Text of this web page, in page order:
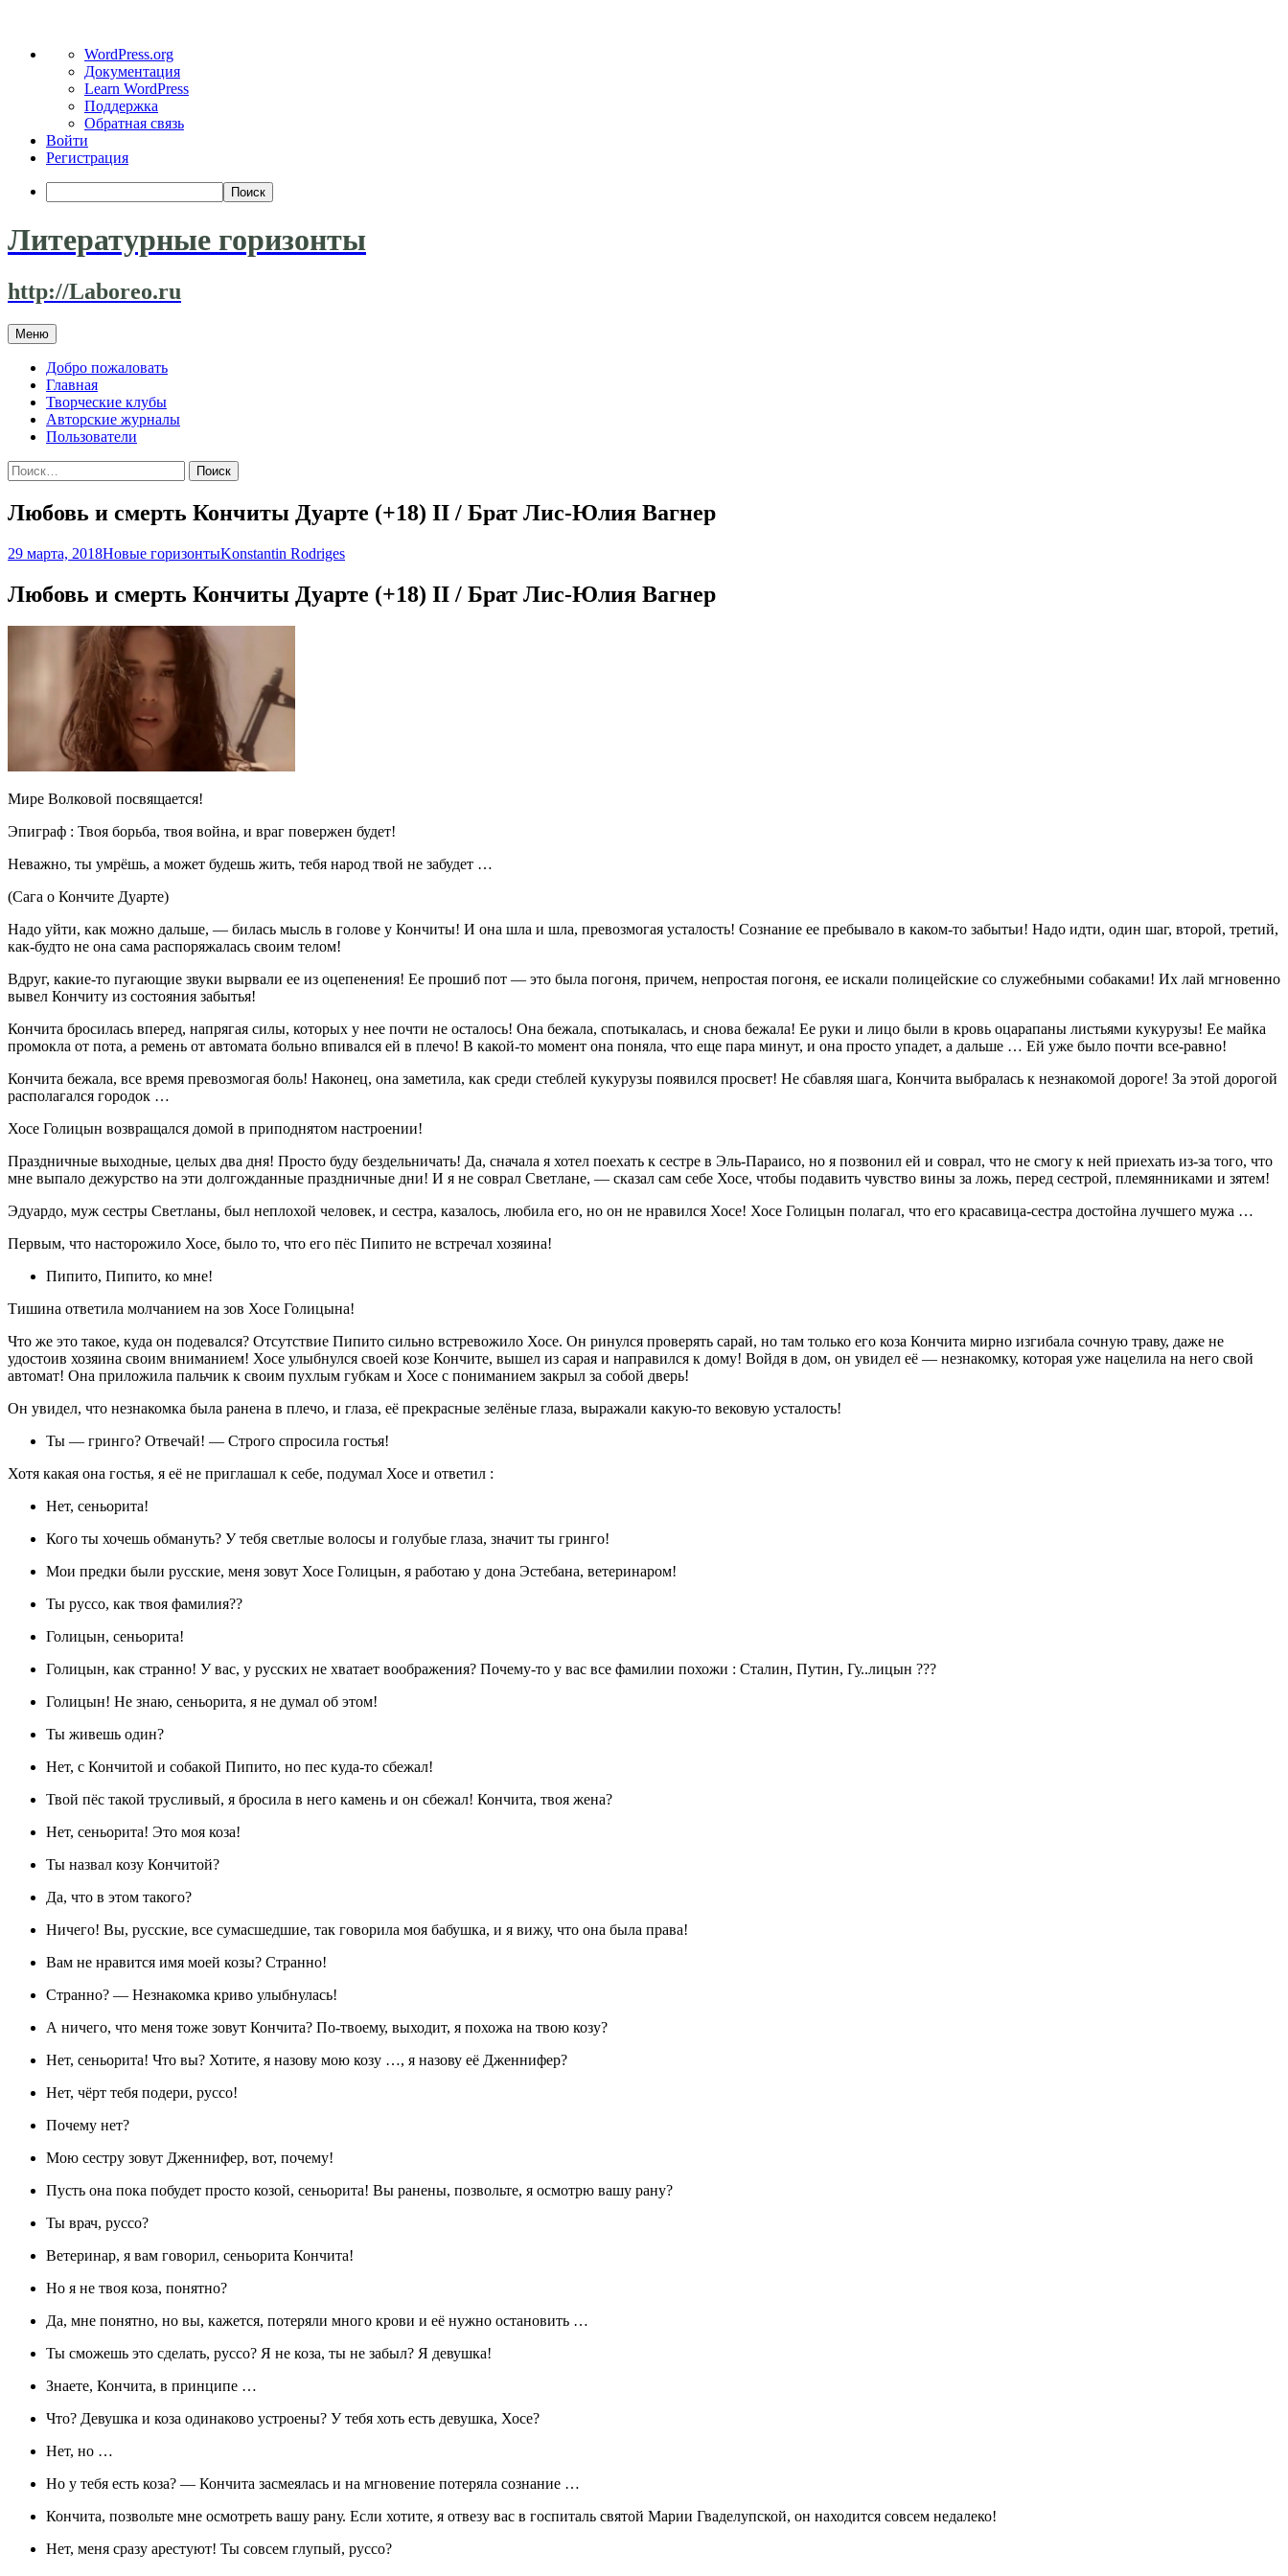
WordPress
WordPress.org
Документация
Learn WordPress
Поддержка
Обратная связь
Войти
Регистрация
Поиск
Литературные горизонты
http://Laboreo.ru
Меню Перейти
к
содержимому
Добро пожаловать
Главная
Творческие клубы
Авторские журналы
Пользователи
Найти:
Любовь и смерть Кончиты Дуарте (+18) II / Брат Лис-Юлия Вагнер
29 марта, 2018Новые горизонтыKonstantin Rodriges
Любовь и смерть Кончиты Дуарте (+18) II / Брат Лис-Юлия Вагнер
Мире Волковой посвящается!
Эпиграф : Твоя борьба, твоя война, и враг повержен будет!
Неважно, ты умрёшь, а может будешь жить, тебя народ твой не забудет …
(Сага о Кончите Дуарте)
Надо уйти, как можно дальше, — билась мысль в голове у Кончиты! И она шла и шла, превозмогая усталость! Сознание ее пребывало в каком-то забытьи! Надо идти, один шаг, второй, третий,
как-будто не она сама распоряжалась своим телом!
Вдруг, какие-то пугающие звуки вырвали ее из оцепенения! Ее прошиб пот — это была погоня, причем, непростая погоня, ее искали полицейские со служебными собаками! Их лай мгновенно
вывел Кончиту из состояния забытья!
Кончита бросилась вперед, напрягая силы, которых у нее почти не осталось! Она бежала, спотыкалась, и снова бежала! Ее руки и лицо были в кровь оцарапаны листьями кукурузы! Ее майка
промокла от пота, а ремень от автомата больно впивался ей в плечо! В какой-то момент она поняла, что еще пара минут, и она просто упадет, а дальше … Ей уже было почти все-равно!
Кончита бежала, все время превозмогая боль! Наконец, она заметила, как среди стеблей кукурузы появился просвет! Не сбавляя шага, Кончита выбралась к незнакомой дороге! За этой дорогой
располагался городок …
Хосе Голицын возвращался домой в приподнятом настроении!
Праздничные выходные, целых два дня! Просто буду бездельничать! Да, сначала я хотел поехать к сестре в Эль-Параисо, но я позвонил ей и соврал, что не смогу к ней приехать из-за того, что
мне выпало дежурство на эти долгожданные праздничные дни! И я не соврал Светлане, — сказал сам себе Хосе, чтобы подавить чувство вины за ложь, перед сестрой, племянниками и зятем!
Эдуардо, муж сестры Светланы, был неплохой человек, и сестра, казалось, любила его, но он не нравился Хосе! Хосе Голицын полагал, что его красавица-сестра достойна лучшего мужа …
Первым, что насторожило Хосе, было то, что его пёс Пипито не встречал хозяина!
Пипито, Пипито, ко мне!
Тишина ответила молчанием на зов Хосе Голицына!
Что же это такое, куда он подевался? Отсутствие Пипито сильно встревожило Хосе. Он ринулся проверять сарай, но там только его коза Кончита мирно изгибала сочную траву, даже не
удостоив хозяина своим вниманием! Хосе улыбнулся своей козе Кончите, вышел из сарая и направился к дому! Войдя в дом, он увидел её — незнакомку, которая уже нацелила на него свой
автомат! Она приложила пальчик к своим пухлым губкам и Хосе с пониманием закрыл за собой дверь!
Он увидел, что незнакомка была ранена в плечо, и глаза, её прекрасные зелёные глаза, выражали какую-то вековую усталость!
Ты — гринго? Отвечай! — Строго спросила гостья!
Хотя какая она гостья, я её не приглашал к себе, подумал Хосе и ответил :
Нет, сеньорита!
Кого ты хочешь обмануть? У тебя светлые волосы и голубые глаза, значит ты гринго!
Мои предки были русские, меня зовут Хосе Голицын, я работаю у дона Эстебана, ветеринаром!
Ты руссо, как твоя фамилия??
Голицын, сеньорита!
Голицын, как странно! У вас, у русских не хватает воображения? Почему-то у вас все фамилии похожи : Сталин, Путин, Гу..лицын ???
Голицын! Не знаю, сеньорита, я не думал об этом!
Ты живешь один?
Нет, с Кончитой и собакой Пипито, но пес куда-то сбежал!
Твой пёс такой трусливый, я бросила в него камень и он сбежал! Кончита, твоя жена?
Нет, сеньорита! Это моя коза!
Ты назвал козу Кончитой?
Да, что в этом такого?
Ничего! Вы, русские, все сумасшедшие, так говорила моя бабушка, и я вижу, что она была права!
Вам не нравится имя моей козы? Странно!
Странно? — Незнакомка криво улыбнулась!
А ничего, что меня тоже зовут Кончита? По-твоему, выходит, я похожа на твою козу?
Нет, сеньорита! Что вы? Хотите, я назову мою козу …, я назову её Дженнифер?
Нет, чёрт тебя подери, руссо!
Почему нет?
Мою сестру зовут Дженнифер, вот, почему!
Пусть она пока побудет просто козой, сеньорита! Вы ранены, позвольте, я осмотрю вашу рану?
Ты врач, руссо?
Ветеринар, я вам говорил, сеньорита Кончита!
Но я не твоя коза, понятно?
Да, мне понятно, но вы, кажется, потеряли много крови и её нужно остановить …
Ты сможешь это сделать, руссо? Я не коза, ты не забыл? Я девушка!
Знаете, Кончита, в принципе …
Что? Девушка и коза одинаково устроены? У тебя хоть есть девушка, Хосе?
Нет, но …
Но у тебя есть коза? — Кончита засмеялась и на мгновение потеряла сознание …
Кончита, позвольте мне осмотреть вашу рану. Если хотите, я отвезу вас в госпиталь святой Марии Гваделупской, он находится совсем недалеко!
Нет, меня сразу арестуют! Ты совсем глупый, руссо?